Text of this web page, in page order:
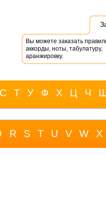
Вы можете заказать
аккорды, ноты, табулатуру,
аранжировку.
С Т У Ф Х Ц Ч
R S T U V W X